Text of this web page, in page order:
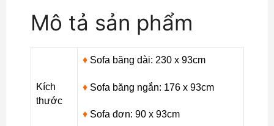
Không
Gian
DP-
lượng
Mô tả sản phẩm
Kích
thước
♦ Sofa băng dài: 230 x 93cm
♦ Sofa băng ngắn: 176 x 93cm
♦ Sofa đơn: 90 x 93cm